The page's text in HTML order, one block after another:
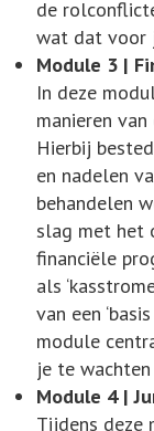
de
wat dat voor
Module 3 |
In deze
manieren
Hierbij
en nadelen
behandelen
slag met het
financiële
als
van een
module
je te
Module 4 |
Tijdens deze